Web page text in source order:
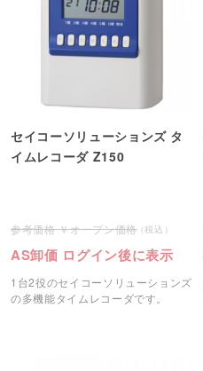
セイコーソリューションズ タ
イムレコーダ Z150
オープン価格
AS卸価 ログイン後に表示
1台2役のセイコーソリューションズ
の多機能タイムレコーダです。